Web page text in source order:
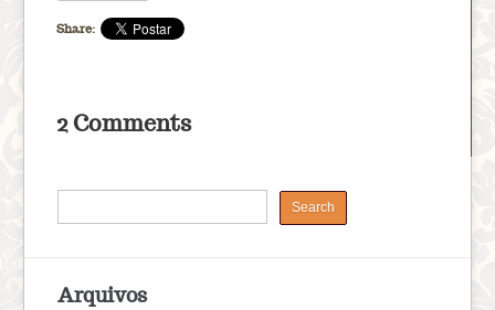
Share:
2 Comments
Arquivos